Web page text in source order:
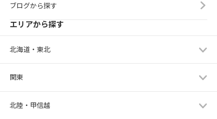
ブログから探す
エリアから探す
北海道・東北
関東
北陸・甲信越